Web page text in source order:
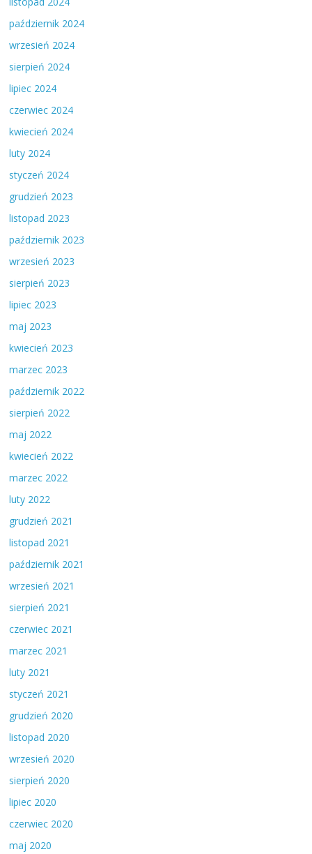
październik 2024
wrzesień 2024
sierpień 2024
lipiec 2024
czerwiec 2024
kwiecień 2024
luty 2024
styczeń 2024
grudzień 2023
listopad 2023
październik 2023
wrzesień 2023
sierpień 2023
lipiec 2023
maj 2023
kwiecień 2023
marzec 2023
październik 2022
sierpień 2022
maj 2022
kwiecień 2022
marzec 2022
luty 2022
grudzień 2021
listopad 2021
październik 2021
wrzesień 2021
sierpień 2021
czerwiec 2021
marzec 2021
luty 2021
styczeń 2021
grudzień 2020
listopad 2020
wrzesień 2020
sierpień 2020
lipiec 2020
czerwiec 2020
maj 2020